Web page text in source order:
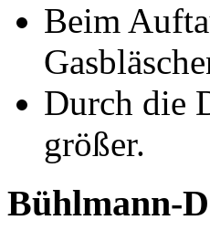
Beim
Durch die
größer.
Bühlmann-